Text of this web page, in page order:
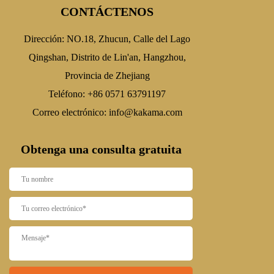
CONTÁCTENOS
Dirección: NO.18, Zhucun, Calle del Lago
Qingshan, Distrito de Lin'an, Hangzhou,
Provincia de Zhejiang
Teléfono: +86 0571 63791197
Correo electrónico: info@kakama.com
Obtenga una consulta gratuita